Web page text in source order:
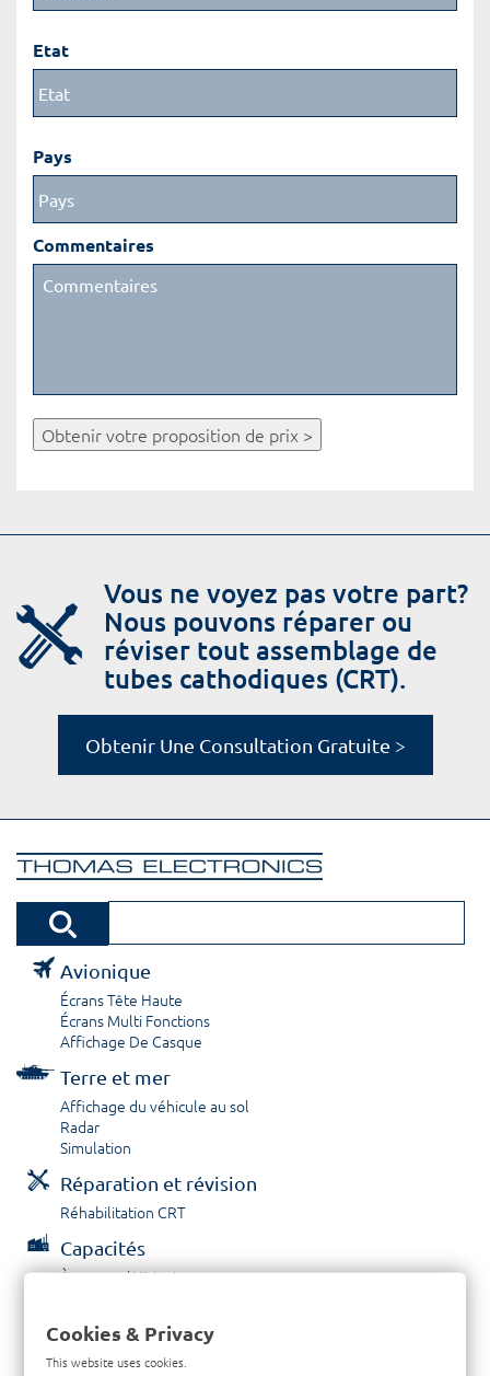
Etat
Pays
Commentaires
Obtenir votre proposition de prix >
Vous ne voyez pas votre part?
Nous pouvons réparer ou
réviser tout assemblage de
tubes cathodiques (CRT).
Obtenir Une Consultation Gratuite >
Avionique
Écrans Tête Haute
Écrans Multi Fonctions
Affichage De Casque
Terre et mer
Affichage du véhicule au sol
Radar
Simulation
Réparation et révision
Réhabilitation CRT
Capacités
À propos / Historique
Contactez nous
Cookies & Privacy
This website uses cookies.